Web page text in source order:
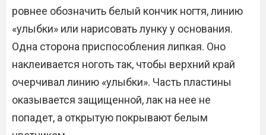
ровнее обозначить белый кончик ногтя, линию
«улыбки» или нарисовать лунку у основания.
Одна сторона приспособления липкая. Оно
наклеивается ноготь так, чтобы верхний край
очерчивал линию «улыбки». Часть пластины
оказывается защищенной, лак на нее не
попадет, а открытую покрывают белым